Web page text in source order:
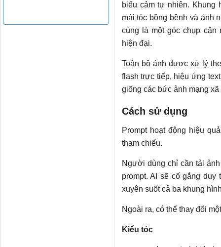
biểu cảm tự nhiên.
mái tóc bồng bềnh và ánh
cùng là một góc chụp cận
hiện đại.
Toàn bộ ảnh được xử lý
flash trực tiếp, hiệu ứng
giống các bức ảnh mạng
Cách sử dụng
Prompt hoạt động hiệu
tham chiếu.
Người dùng chỉ cần tải
prompt. AI sẽ cố gắng
xuyên suốt cả ba khung
Ngoài ra, có thể thay đổi
Kiểu tóc